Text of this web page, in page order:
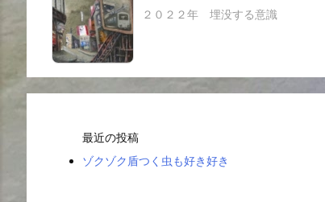
２０２２年 埋没する意識
最近の投稿
ゾクゾク盾つく虫も好き好き